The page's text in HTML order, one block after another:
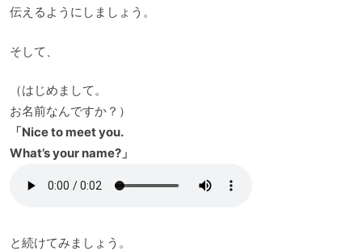
伝えるようにしましょう。
そして、
（はじめまして。
お名前なんですか？）
「Nice to meet you.
What’s your name?」
と続けてみましょう。